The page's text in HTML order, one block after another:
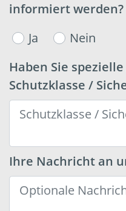
informiert werden?
Ja
Nein
Haben Sie
Schutzklasse /
Ihre Nachricht an